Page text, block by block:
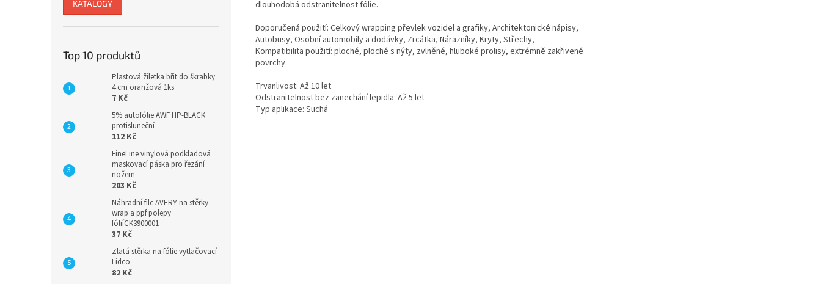
KATALOGY
Top 10 produktů
Plastová žiletka břit do škrabky
4 cm oranžová 1ks
7 Kč
5% autofólie AWF HP-BLACK
protisluneční
112 Kč
FineLine vinylová podkladová
maskovací páska pro řezání
nožem
203 Kč
Náhradní filc AVERY na stěrky
wrap a ppf polepy
fóliíCK3900001
37 Kč
Zlatá stěrka na fólie vytlačovací
Lidco
82 Kč
dlouhodobá odstranitelnost fólie.
Doporučená použití: Celkový wrapping převlek vozidel a grafiky, Architektonické nápisy,
Autobusy, Osobní automobily a dodávky, Zrcátka, Nárazníky, Kryty, Střechy,
Kompatibilita použití: ploché, ploché s nýty, zvlněné, hluboké prolisy, extrémně zakřivené
povrchy.
Trvanlivost: Až 10 let
Odstranitelnost bez zanechání lepidla: Až 5 let
Typ aplikace: Suchá